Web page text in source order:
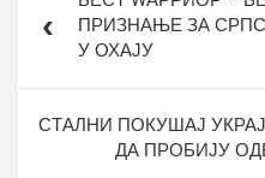
чланкаПРИЗНАЊЕ ЗА
У ОХАЈУ
СТАЛНИ ПОКУШАЈ
ДА ПРОБИЈУ